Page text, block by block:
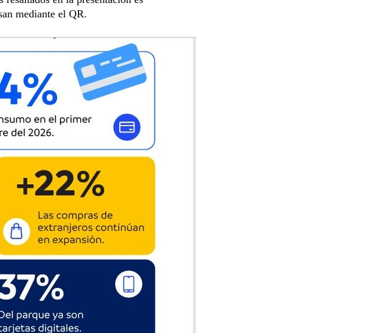
mediante el QR.